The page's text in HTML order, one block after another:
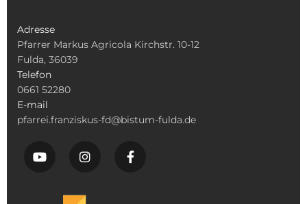
Adresse
Pfarrer Markus Agricola Kirchstr. 10-12
Fulda, 36039
Telefon
0661 52280
E-mail
pfarrei.franziskus-fd@bistum-fulda.de